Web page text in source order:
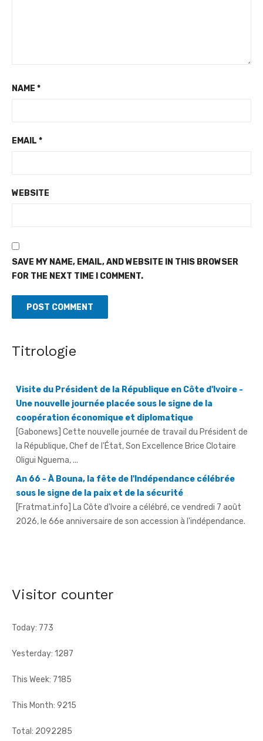
NAME *
EMAIL *
WEBSITE
SAVE MY NAME, EMAIL, AND WEBSITE IN THIS BROWSER
FOR THE NEXT TIME I COMMENT.
Titrologie
coopération économique et diplomatique
[Gabonews] Cette nouvelle journée de travail du Président de
la République, Chef de l'État, Son Excellence Brice Clotaire
Oligui Nguema, ...
An 66 - À Bouna, la fête de l'Indépendance célébrée
sous le signe de la paix et de la sécurité
[Fratmat.info] La Côte d'Ivoire a célébré, ce vendredi 7 août
2026, le 66e anniversaire de son accession à l'indépendance.
Abengourou, a ...
Visitor counter
Today: 773
Yesterday: 1287
This Week: 7185
This Month: 9215
Total: 2092285